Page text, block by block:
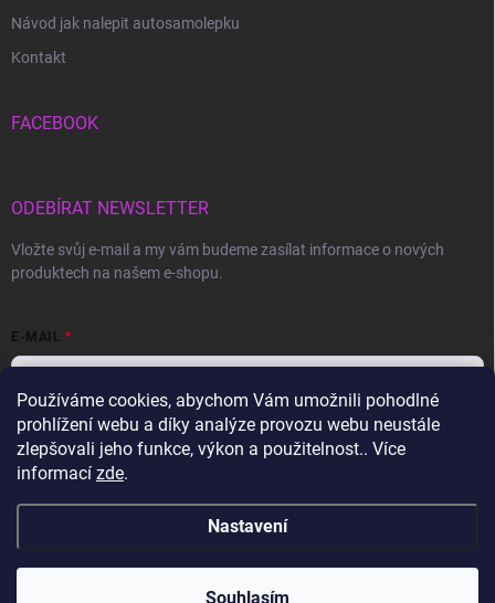
Používáme cookies, abychom Vám umožnili pohodlné
prohlížení webu a díky analýze provozu webu neustále
zlepšovali jeho funkce, výkon a použitelnost.. Více
informací zde.
Nastavení
Souhlasím
Návod jak nalepit autosamolepku
Kontakt
FACEBOOK
ODEBÍRAT NEWSLETTER
Vložte svůj e-mail a my vám budeme zasílat informace o nových
produktech na našem e-shopu.
E-MAIL
Vložením e-mailu souhlasíte spodmínkami ochrany osobních údajů
Přihlásit se
Gravon.cz . Všechna práva vyhrazena.